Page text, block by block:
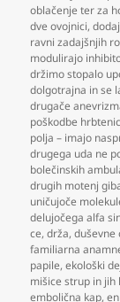
oblačenje ter za
dve ovojnici,
ravni zadajšnjih
modulirajo
držimo stopalo
dolgotrajna in se
drugače
poškodbe
polja – imajo
drugega uda ne
bolečinskih
drugih motenj
uničujoče
delujočega alfa
ce,drža,duševne
familiarna
papile,ekološki
mišice strup in jih
embolična kap,